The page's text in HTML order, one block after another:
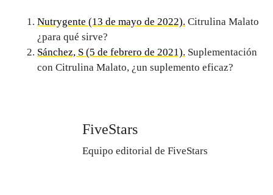
Nutrygente (13 de mayo de 2022). Citrulina Malato
¿para qué sirve?
Sánchez, S (5 de febrero de 2021). Suplementación
con Citrulina Malato, ¿un suplemento eficaz?
FiveStars
Equipo editorial de FiveStars